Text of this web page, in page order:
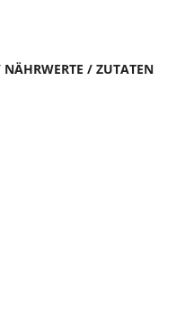
NÄHRWERTE / ZUTATEN